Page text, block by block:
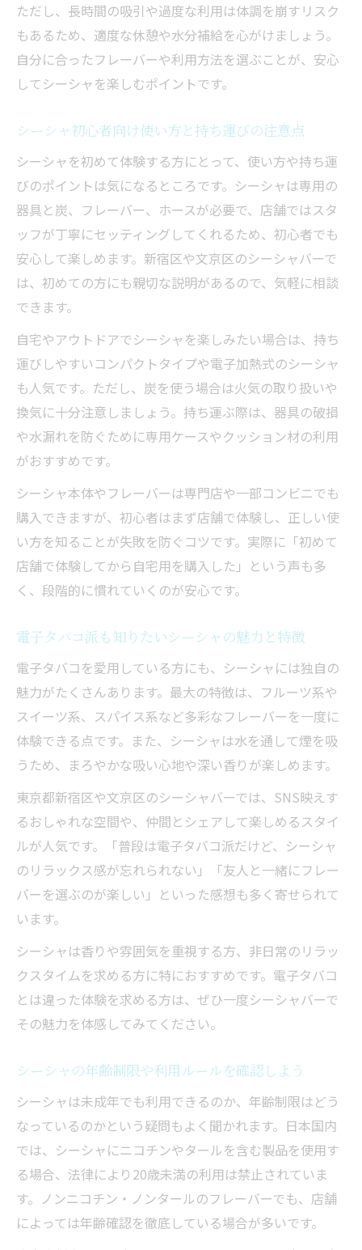
ただし、長時間の吸引や過度な利用は体調を崩すリスク
もあるため、適度な休憩や水分補給を心がけましょう。
自分に合ったフレーバーや利用方法を選ぶことが、安心
してシーシャを楽しむポイントです。
シーシャ初心者向け使い方と持ち運びの注意点
シーシャを初めて体験する方にとって、使い方や持ち運
びのポイントは気になるところです。シーシャは専用の
器具と炭、フレーバー、ホースが必要で、店舗ではスタ
ッフが丁寧にセッティングしてくれるため、初心者でも
安心して楽しめます。新宿区や文京区のシーシャバーで
は、初めての方にも親切な説明があるので、気軽に相談
できます。
自宅やアウトドアでシーシャを楽しみたい場合は、持ち
運びしやすいコンパクトタイプや電子加熱式のシーシャ
も人気です。ただし、炭を使う場合は火気の取り扱いや
換気に十分注意しましょう。持ち運ぶ際は、器具の破損
や水漏れを防ぐために専用ケースやクッション材の利用
がおすすめです。
シーシャ本体やフレーバーは専門店や一部コンビニでも
購入できますが、初心者はまず店舗で体験し、正しい使
い方を知ることが失敗を防ぐコツです。実際に「初めて
店舗で体験してから自宅用を購入した」という声も多
く、段階的に慣れていくのが安心です。
電子タバコ派も知りたいシーシャの魅力と特徴
電子タバコを愛用している方にも、シーシャには独自の
魅力がたくさんあります。最大の特徴は、フルーツ系や
スイーツ系、スパイス系など多彩なフレーバーを一度に
体験できる点です。また、シーシャは水を通して煙を吸
うため、まろやかな吸い心地や深い香りが楽しめます。
東京都新宿区や文京区のシーシャバーでは、SNS映えす
るおしゃれな空間や、仲間とシェアして楽しめるスタイ
ルが人気です。「普段は電子タバコ派だけど、シーシャ
のリラックス感が忘れられない」「友人と一緒にフレー
バーを選ぶのが楽しい」といった感想も多く寄せられて
います。
シーシャは香りや雰囲気を重視する方、非日常のリラッ
クスタイムを求める方に特におすすめです。電子タバコ
とは違った体験を求める方は、ぜひ一度シーシャバーで
その魅力を体感してみてください。
シーシャの年齢制限や利用ルールを確認しよう
シーシャは未成年でも利用できるのか、年齢制限はどう
なっているのかという疑問もよく聞かれます。日本国内
では、シーシャにニコチンやタールを含む製品を使用す
る場合、法律により20歳未満の利用は禁止されていま
す。ノンニコチン・ノンタールのフレーバーでも、店舗
によっては年齢確認を徹底している場合が多いです。